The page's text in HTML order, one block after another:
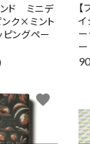
ンド ミニデ
ク×ミント
ングペー
ー
favorite